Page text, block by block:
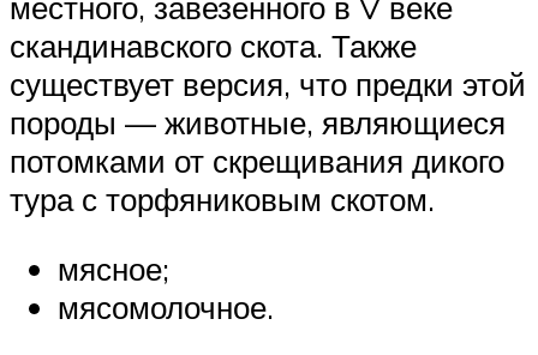
местного, завезенного в V веке
скандинавского скота. Также
существует версия, что предки этой
породы — животные, являющиеся
потомками от скрещивания дикого
тура с торфяниковым скотом.
мясное;
мясомолочное.